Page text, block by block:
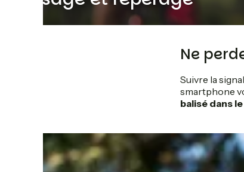
Ne
Suivre la
smartphone
balisé dans